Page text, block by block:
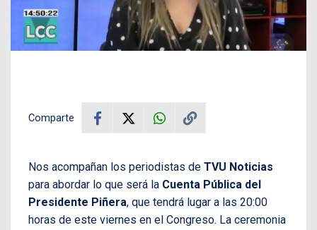
Comparte
Nos acompañan los periodistas de TVU Noticias
para abordar lo que será la Cuenta Pública del
Presidente Piñera, que tendrá lugar a las 20:00
horas de este viernes en el Congreso. La ceremonia